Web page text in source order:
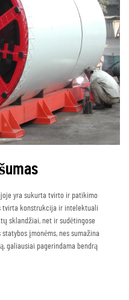
yra sukurta tvirto ir patikimo
tvirta konstrukcija ir intelektuali
sklandžiai, net ir sudėtingose
įmonėms, nes sumažina
galiausiai pagerindama bendrą